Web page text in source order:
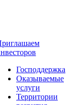
Господдержка
Оказываемые
услуги
Территории